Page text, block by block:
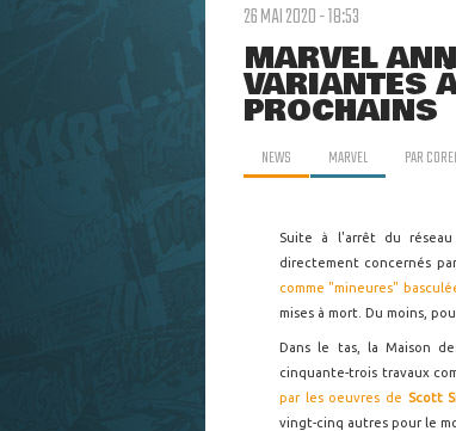
26 MAI 2020 - 18:53
MARVEL
VARIANTES
PROCHAINS
NEWS MARVEL PAR
Suite à l'arrêt du
directement concernés
comme "mineures"
mises à mort. Du moins,
Dans le tas, la Maison
cinquante-trois travaux
par les oeuvres de Scott
vingt-cinq autres pour le